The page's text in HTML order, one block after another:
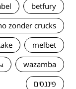
betfury
zonder crucks
melbet
wazamba
פיננסים